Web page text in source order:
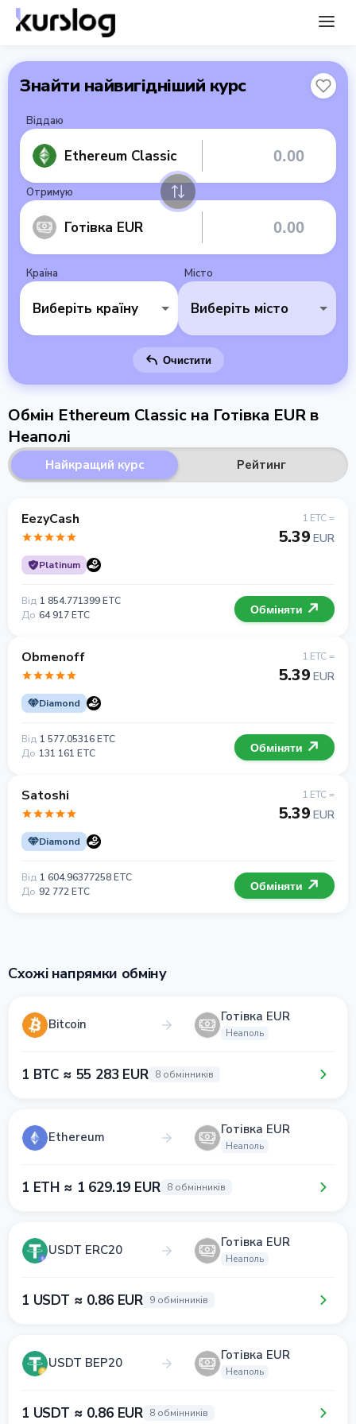
Знайти найвигідніший курс
Віддаю
Ethereum Classic
Отримую
Готівка EUR
Країна
Виберіть країну
Місто
Виберіть місто
Очистити
Обмін Ethereum Classic на Готівка EUR в
Неаполі
Найкращий курс Рейтинг
EezyCash
Platinum
1 ETC =
5.39 EUR
Від 1 854.771399 ETC
До 64 917 ETC Обміняти
Obmenoff
Diamond
1 ETC =
5.39 EUR
Від 1 577.05316 ETC
До 131 161 ETC Обміняти
Satoshi
Diamond
1 ETC =
5.39 EUR
Від 1 604.96377258 ETC
До 92 772 ETC Обміняти
Схожі напрямки обміну
Bitcoin Готівка EUR
Неаполь
1 BTC ≈ 55 283 EUR 8 обмінників
Ethereum Готівка EUR
Неаполь
1 ETH ≈ 1 629.19 EUR 8 обмінників
USDT ERC20 Готівка EUR
Неаполь
1 USDT ≈ 0.86 EUR 9 обмінників
USDT BEP20 Готівка EUR
Неаполь
1 USDT ≈ 0.86 EUR 8 обмінників